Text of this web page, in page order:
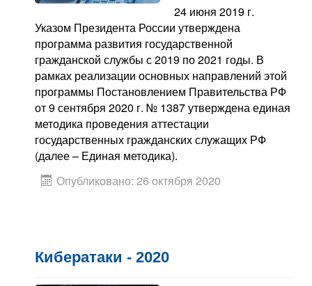
24 июня 2019 г.
Указом Президента России утверждена
программа развития государственной
гражданской службы с 2019 по 2021 годы. В
рамках реализации основных направлений этой
программы Постановлением Правительства РФ
от 9 сентября 2020 г. № 1387 утверждена единая
методика проведения аттестации
государственных гражданских служащих РФ
(далее – Единая методика).
Опубликовано: 26 октября 2020
Кибератаки - 2020